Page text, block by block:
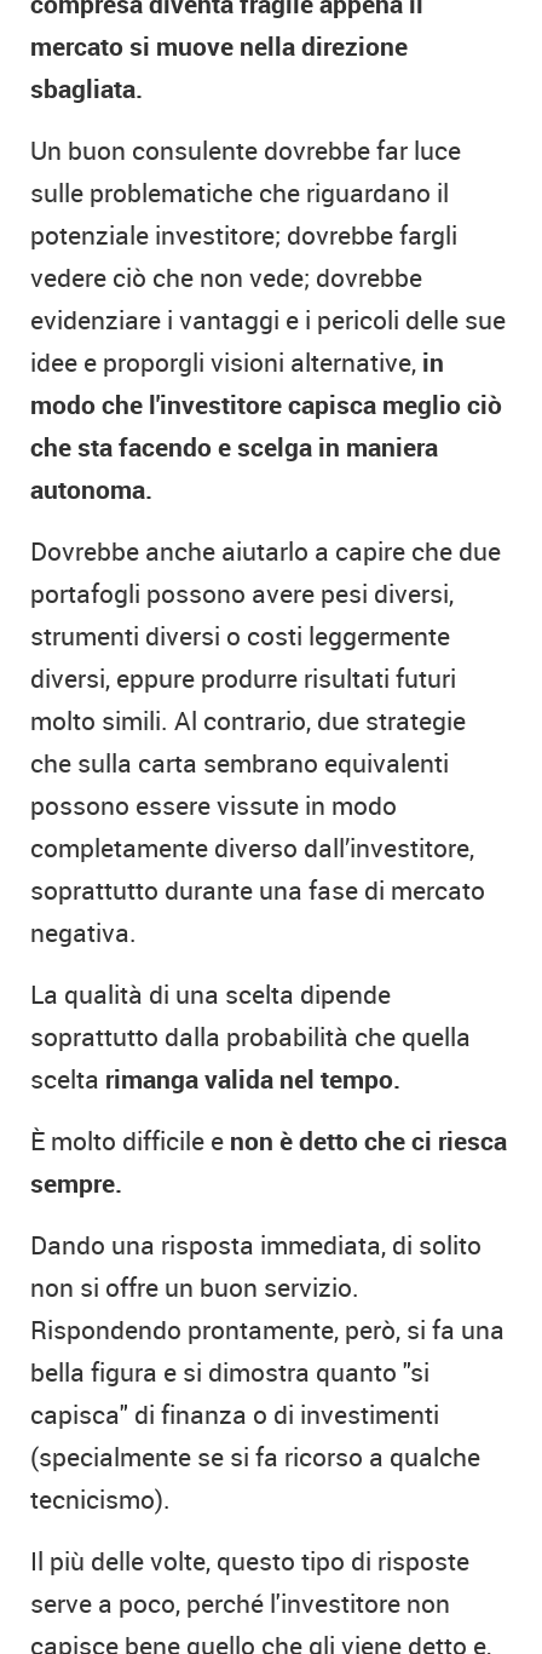
mercato si muove nella direzione
sbagliata.
Un buon consulente dovrebbe far luce
sulle problematiche che riguardano il
potenziale investitore; dovrebbe fargli
vedere ciò che non vede; dovrebbe
evidenziare i vantaggi e i pericoli delle sue
idee e proporgli visioni alternative, in
modo che l'investitore capisca meglio ciò
che sta facendo e scelga in maniera
autonoma.
Dovrebbe anche aiutarlo a capire che due
portafogli possono avere pesi diversi,
strumenti diversi o costi leggermente
diversi, eppure produrre risultati futuri
molto simili. Al contrario, due strategie
che sulla carta sembrano equivalenti
possono essere vissute in modo
completamente diverso dall’investitore,
soprattutto durante una fase di mercato
negativa.
La qualità di una scelta dipende
soprattutto dalla probabilità che quella
scelta rimanga valida nel tempo.
È molto difficile e non è detto che ci riesca
sempre.
Dando una risposta immediata, di solito
non si offre un buon servizio.
Rispondendo prontamente, però, si fa una
bella figura e si dimostra quanto "si
capisca" di finanza o di investimenti
(specialmente se si fa ricorso a qualche
tecnicismo).
Il più delle volte, questo tipo di risposte
serve a poco, perché l'investitore non
capisce bene quello che gli viene detto e,